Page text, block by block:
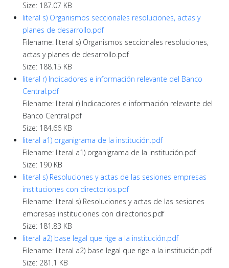
Size: 187.07 KB
literal s) Organismos seccionales resoluciones, actas y
planes de desarrollo.pdf
Filename: literal s) Organismos seccionales resoluciones,
actas y planes de desarrollo.pdf
Size: 188.15 KB
literal r) Indicadores e información relevante del Banco
Central.pdf
Filename: literal r) Indicadores e información relevante del
Banco Central.pdf
Size: 184.66 KB
literal a1) organigrama de la institución.pdf
Filename: literal a1) organigrama de la institución.pdf
Size: 190 KB
literal s) Resoluciones y actas de las sesiones empresas
instituciones con directorios.pdf
Filename: literal s) Resoluciones y actas de las sesiones
empresas instituciones con directorios.pdf
Size: 181.83 KB
literal a2) base legal que rige a la institución.pdf
Filename: literal a2) base legal que rige a la institución.pdf
Size: 281.1 KB